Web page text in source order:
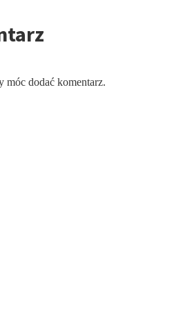
móc dodać komentarz.